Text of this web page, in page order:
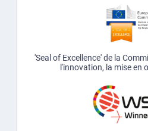
'Seal of Excellence' de la
l'innovation, la mise en